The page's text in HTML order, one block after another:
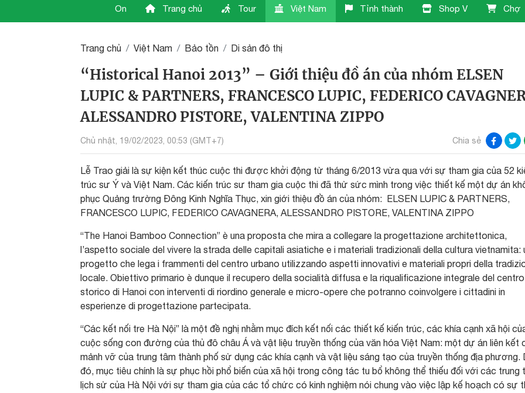
On Trang chủ Tour Việt Nam Tỉnh thành Shop V Chợ
Trang chủ Việt Nam Bảo tồn Di sản đô thị
“Historical Hanoi 2013” – Giới thiệu đồ án của nhóm ELSEN
LUPIC & PARTNERS, FRANCESCO LUPIC, FEDERICO
ALESSANDRO PISTORE, VALENTINA ZIPPO
Chủ nhật, 19/02/2023, 00:53 (GMT+7) Chia sẻ
Lễ Trao giải là sự kiện kết thúc cuộc thi được khởi động từ tháng 6/2013 vừa qua với sự tham gia của 52
trúc sư Ý và Việt Nam. Các kiến trúc sư tham gia cuộc thi đã thử sức mình trong việc thiết kế một dự án
phục Quảng trường Đông Kinh Nghĩa Thục, xin giới thiệu đồ án của nhóm: ELSEN LUPIC & PARTNERS,
FRANCESCO LUPIC, FEDERICO CAVAGNERA, ALESSANDRO PISTORE, VALENTINA ZIPPO
“The Hanoi Bamboo Connection” è una proposta che mira a collegare la progettazione architettonica,
l’aspetto sociale del vivere la strada delle capitali asiatiche e i materiali tradizionali della cultura vietnamita:
progetto che lega i frammenti del centro urbano utilizzando aspetti innovativi e materiali propri della
locale. Obiettivo primario è dunque il recupero della socialità diffusa e la riqualificazione integrale del centro
storico di Hanoi con interventi di riordino generale e micro-opere che potranno coinvolgere i cittadini in
esperienze di progettazione partecipata.
“Các kết nối tre Hà Nội” là một đề nghị nhằm mục đích kết nối các thiết kế kiến ​​trúc, các khía cạnh xã hội
cuộc sống con đường của thủ đô châu Á và vật liệu truyền thống của văn hóa Việt Nam: một dự án liên kết
mảnh vỡ của trung tâm thành phố sử dụng các khía cạnh và vật liệu sáng tạo của truyền thống địa phương.
đó, mục tiêu chính là sự phục hồi phổ biến của xã hội trong công tác tu bổ không thể thiếu đối với các trung
lịch sử của Hà Nội với sự tham gia của các tổ chức có kinh nghiệm nói chung vào việc lập kế hoạch có sự